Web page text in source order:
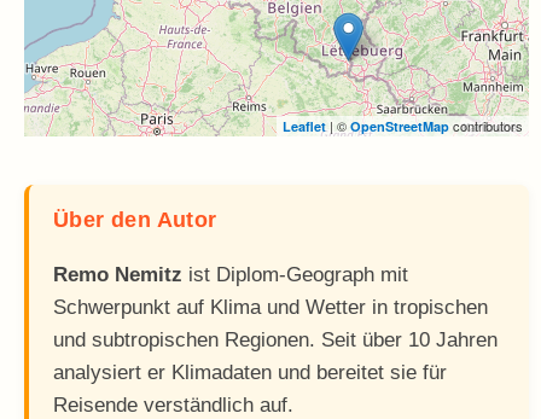
Leaflet| © OpenStreetMap contributors
Über den Autor
Remo Nemitz ist Diplom-Geograph mit
Schwerpunkt auf Klima und Wetter in tropischen
und subtropischen Regionen. Seit über 10 Jahren
analysiert er Klimadaten und bereitet sie für
Reisende verständlich auf.